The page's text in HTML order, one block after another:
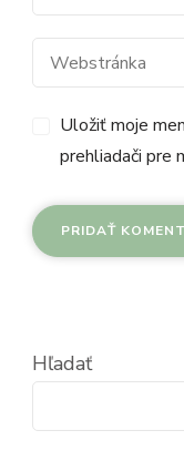
Uložiť moje
prehliadači pre
Hľadať